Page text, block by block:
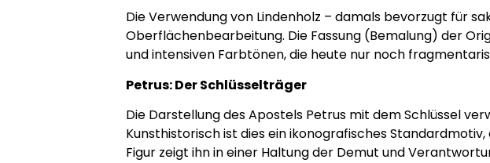
Die Verwendung von Lindenholz – damals bevorzugt für
Oberflächenbearbeitung. Die Fassung (Bemalung) der
und intensiven Farbtönen, die heute nur noch
Petrus: Der Schlüsselträger
Die Darstellung des Apostels Petrus mit dem Schlüssel
Kunsthistorisch ist dies ein ikonografisches
Figur zeigt ihn in einer Haltung der Demut und